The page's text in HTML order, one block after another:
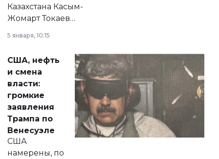
Казахстана Касым-
Жомарт Токаев
сразу несколько
актуальных тем —
от слухов о
политических
реформах до
вопросов армии,
экономики и
личного здоровья.
5 января, 10:15
США, нефть
и смена
власти:
громкие
заявления
Трампа по
Венесуэле
США
намерены, по